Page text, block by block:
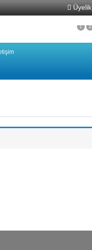
Üyelik
1 2